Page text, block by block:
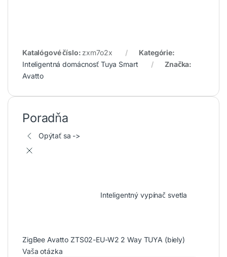
Katalógové číslo: zxm7o2x
Kategórie:
Inteligentná domácnosť Tuya Smart
Značka:
Avatto
Poradňa
Opýtať sa ->
Inteligentný vypínač svetla
ZigBee Avatto ZTS02-EU-W2 2 Way TUYA (biely)
Vaša otázka